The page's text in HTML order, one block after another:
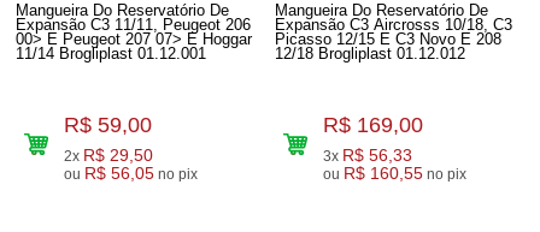
Mangueira Do Reservatório De
Expansão C3 11/11, Peugeot 206
00> E Peugeot 207 07> E Hoggar
11/14 Brogliplast 01.12.001
R$ 59,00
2x R$ 29,50
ou R$ 56,05 no pix
Mangueira Do Reservatório De
Expansão C3 Aircrosss 10/18, C3
Picasso 12/15 E C3 Novo E 208
12/18 Brogliplast 01.12.012
R$ 169,00
3x R$ 56,33
ou R$ 160,55 no pix